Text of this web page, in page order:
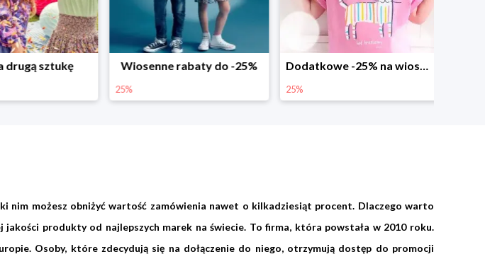
sztukę Wiosenne rabaty do -25%
25%
Dodatkowe -25% na wiosenne nowości
25%
nim możesz obniżyć wartość zamówienia nawet o kilkadziesiąt procent. Dlaczego warto
produkty od najlepszych marek na świecie. To firma, która powstała w 2010 roku.
Osoby, które zdecydują się na dołączenie do niego, otrzymują dostęp do promocji